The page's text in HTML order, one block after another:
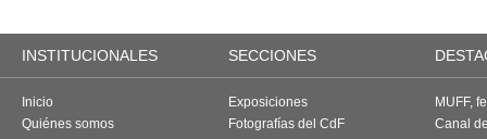
INSTITUCIONALES SECCIONES
Inicio
Quiénes somos
Exposiciones
Fotografías del CdF
MUFF,
Canal